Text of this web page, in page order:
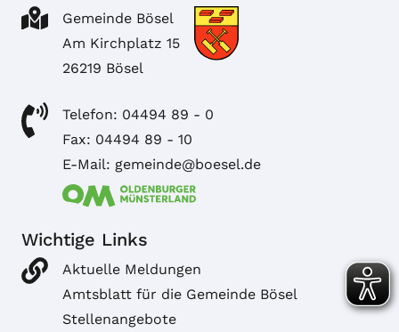
Gemeinde Bösel
Am Kirchplatz 15
26219 Bösel
Telefon: 04494 89 - 0
Fax: 04494 89 - 10
E-Mail: gemeinde@boesel.de
Wichtige Links
Aktuelle Meldungen
Amtsblatt für die Gemeinde Bösel
Stellenangebote